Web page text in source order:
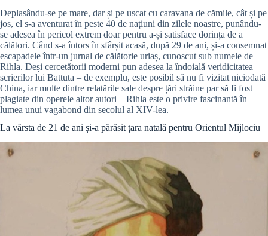
Deplasându-se pe mare, dar și pe uscat cu caravana de cămile, cât și pe
jos, el s-a aventurat în peste 40 de națiuni din zilele noastre, punându-
se adesea în pericol extrem doar pentru a-și satisface dorința de a
călători. Când s-a întors în sfârșit acasă, după 29 de ani, și-a consemnat
escapadele într-un jurnal de călătorie uriaș, cunoscut sub numele de
Rihla. Deși cercetătorii moderni pun adesea la îndoială veridicitatea
scrierilor lui Battuta – de exemplu, este posibil să nu fi vizitat niciodată
China, iar multe dintre relatările sale despre țări străine par să fi fost
plagiate din operele altor autori – Rihla este o privire fascinantă în
lumea unui vagabond din secolul al XIV-lea.
La vârsta de 21 de ani și-a părăsit țara natală pentru Orientul Mijlociu